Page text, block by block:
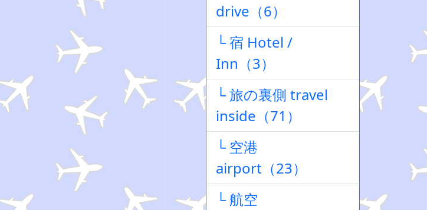
drive（6）
└ 宿 Hotel /
Inn（3）
└ 旅の裏側 travel
inside（71）
└ 空港
airport（23）
└ 航空